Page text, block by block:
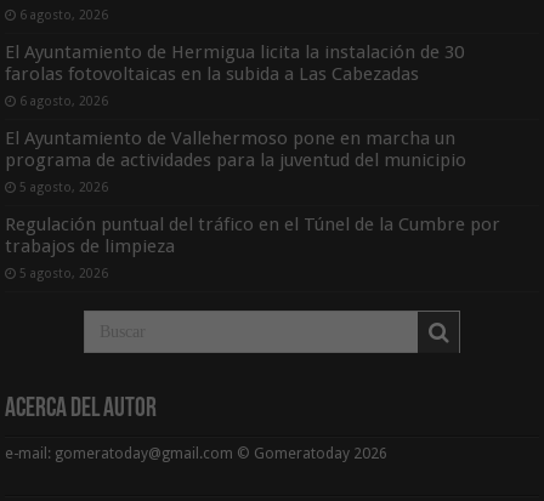
6 agosto, 2026
El Ayuntamiento de Hermigua licita la instalación de 30
farolas fotovoltaicas en la subida a Las Cabezadas
6 agosto, 2026
El Ayuntamiento de Vallehermoso pone en marcha un
programa de actividades para la juventud del municipio
5 agosto, 2026
Regulación puntual del tráfico en el Túnel de la Cumbre por
trabajos de limpieza
5 agosto, 2026
Acerca del Autor
e-mail: gomeratoday@gmail.com © Gomeratoday 2026